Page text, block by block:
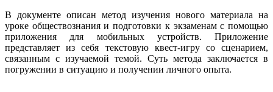
В документе описан метод изучения нового материала на
уроке обществознания и подготовки к экзаменам с помощью
приложения для мобильных устройств. Приложение
представляет из себя текстовую квест-игру со сценарием,
связанным с изучаемой темой. Суть метода заключается в
погружении в ситуацию и получении личного опыта.